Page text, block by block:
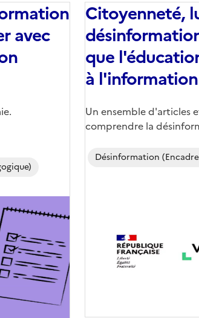
avec
Citoyenneté,
que
à
Corps
Un ensemble d'articles
comprendre la
Désinformation
(conseillée)